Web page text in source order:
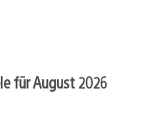
für August 2026